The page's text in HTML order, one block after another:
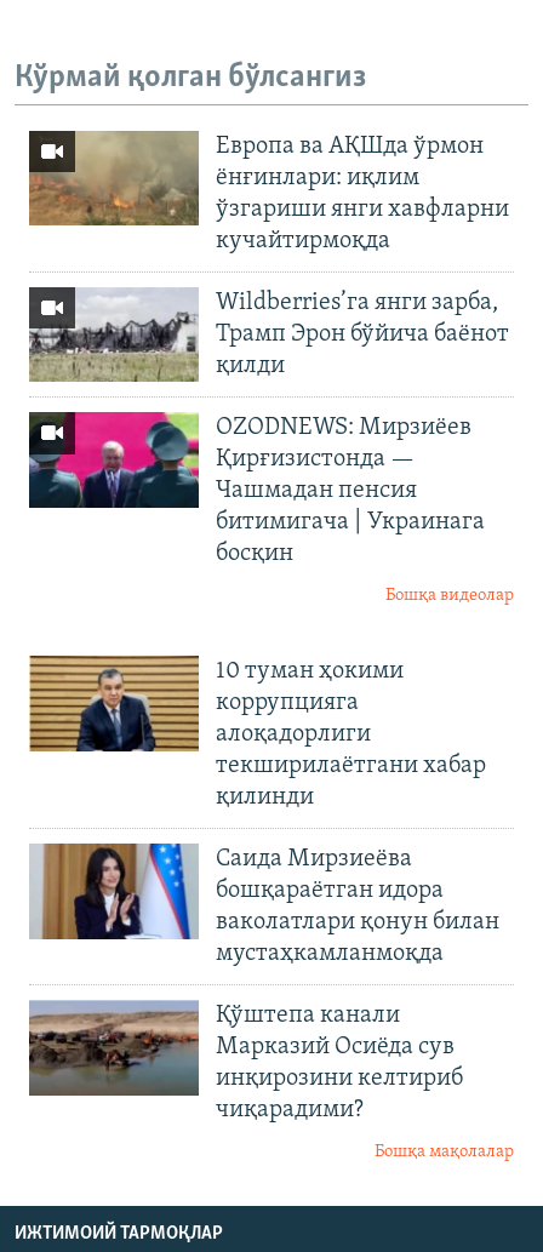
Кўрмай қолган бўлсангиз
Европа ва АҚШда ўрмон
ёнғинлари: иқлим
ўзгариши янги хавфларни
кучайтирмоқда
Wildberries’га янги зарба,
Трамп Эрон бўйича баёнот
қилди
OZODNEWS: Мирзиёев
Қирғизистонда —
Чашмадан пенсия
битимигача | Украинага
босқин
Бошқа видеолар
10 туман ҳокими
коррупцияга
алоқадорлиги
текширилаётгани хабар
қилинди
Саида Мирзиеёва
бошқараётган идора
ваколатлари қонун билан
мустаҳкамланмоқда
Қўштепа канали
Марказий Осиёда сув
инқирозини келтириб
чиқарадими?
Бошқа мақолалар
ИЖТИМОИЙ ТАРМОҚЛАР